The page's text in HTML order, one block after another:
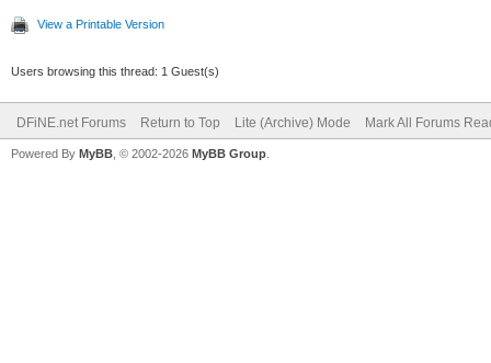
View a Printable Version
Users browsing this thread: 1 Guest(s)
DFiNE.net Forums Return to Top Lite (Archive) Mode Mark All Forums
Powered By MyBB , © 2002-2026 MyBB Group